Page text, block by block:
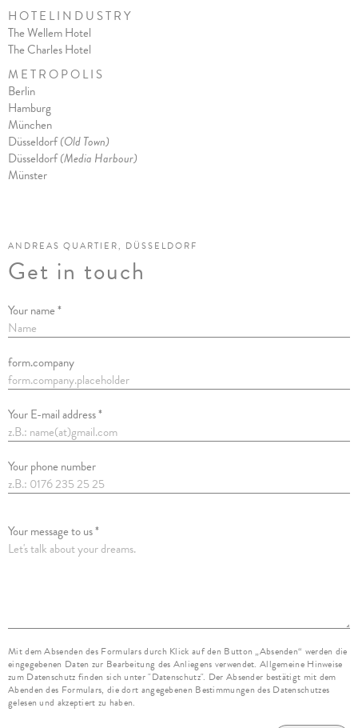
H O T E L I N D U S T R Y
The Wellem Hotel
The Charles Hotel
M E T R O P O L I S
Berlin
Hamburg
München
Düsseldorf(Old Town)
Düsseldorf(Media Harbour)
Münster
ANDREAS QUARTIER, DÜSSELDORF
Get in touch
Your name *
form.company
Your E-mail address *
Your phone number
Your message to us *
Mit dem Absenden des Formulars durch Klick auf den Button „Absenden“ werden die
eingegebenen Daten zur Bearbeitung des Anliegens verwendet. Allgemeine Hinweise
zum Datenschutz finden sich unter "Datenschutz". Der Absender bestätigt mit dem
Abenden des Formulars, die dort angegebenen Bestimmungen des Datenschutzes
gelesen und akzeptiert zu haben.